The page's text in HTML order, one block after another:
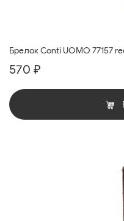
Брелок Conti UOMO 77157
570 ₽